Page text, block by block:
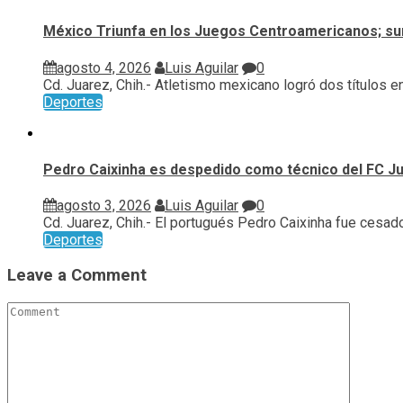
México Triunfa en los Juegos Centroamericanos;
agosto 4, 2026 Luis Aguilar
0
Cd. Juarez, Chih.- Atletismo mexicano logró dos títulos
Deportes
Pedro Caixinha es despedido como técnico del FC
agosto 3, 2026 Luis Aguilar
0
Cd. Juarez, Chih.- El portugués Pedro Caixinha fue
Deportes
Leave a Comment